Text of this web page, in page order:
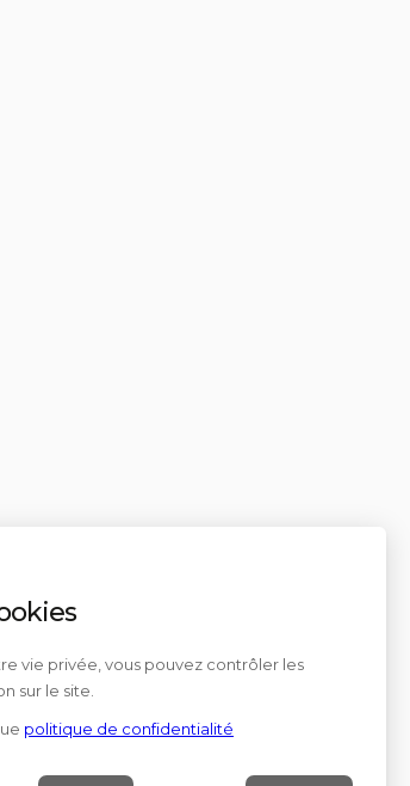
vie privée, vous pouvez contrôler les
sur le site.
politique de confidentialité